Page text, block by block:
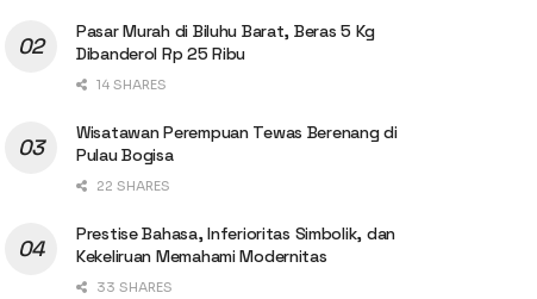
Pasar Murah di Biluhu Barat, Beras 5 Kg
Dibanderol Rp 25 Ribu
14 SHARES
Wisatawan Perempuan Tewas Berenang di
Pulau Bogisa
22 SHARES
Prestise Bahasa, Inferioritas Simbolik, dan
Kekeliruan Memahami Modernitas
33 SHARES